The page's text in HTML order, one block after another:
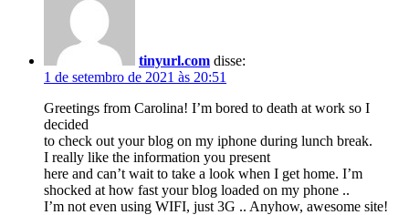
tinyurl.com disse:
1 de setembro de 2021 às 20:51
Greetings from Carolina! I’m bored to death at work so I
decided
to check out your blog on my iphone during lunch break.
I really like the information you present
here and can’t wait to take a look when I get home. I’m
shocked at how fast your blog loaded on my phone ..
I’m not even using WIFI, just 3G .. Anyhow, awesome site!